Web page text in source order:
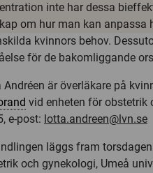
inte har dessa
om hur man kan
kvinnors behov.
för de bakomliggande
Andréen är överläkare på
vid enheten för obstetrik
e-post: lotta.andreen@lvn.se
läggs fram
och gynekologi, Umeå